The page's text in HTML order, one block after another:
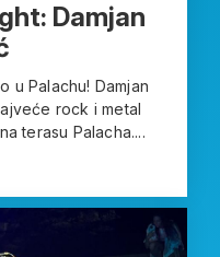
Damjan
u Palachu! Damjan
rock i metal
terasu Palacha....